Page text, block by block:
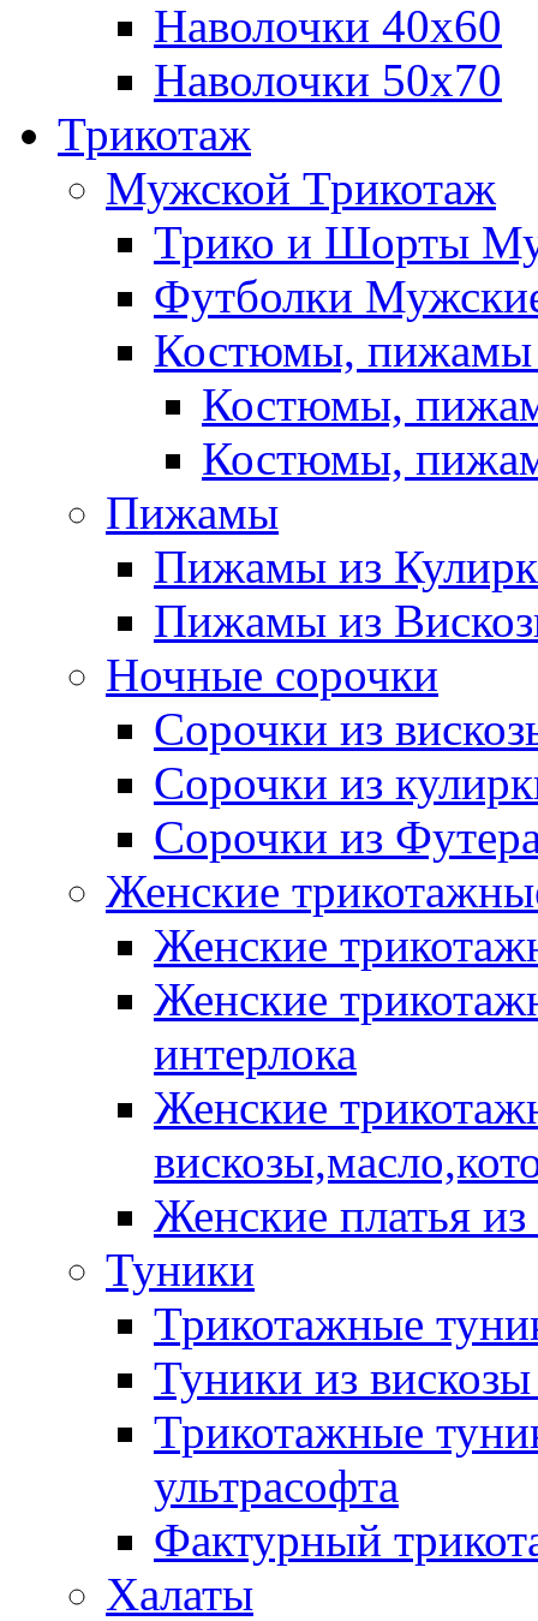
Наволочки 40х60
Наволочки 50х70
Трикотаж
Мужской Трикотаж
Трико и Шорты
Футболки
Костюмы, пижамы
Костюмы,
Костюмы,
Пижамы
Пижамы из
Пижамы из
Ночные сорочки
Сорочки из
Сорочки из
Сорочки из
Женские
Женские
Женские
интерлока
Женские
Женские платья
Туники
Трикотажные
Туники из
Трикотажные
ультрасофта
Фактурный
Халаты